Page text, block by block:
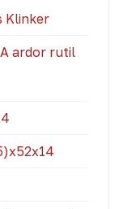
Klinker
ardor rutil